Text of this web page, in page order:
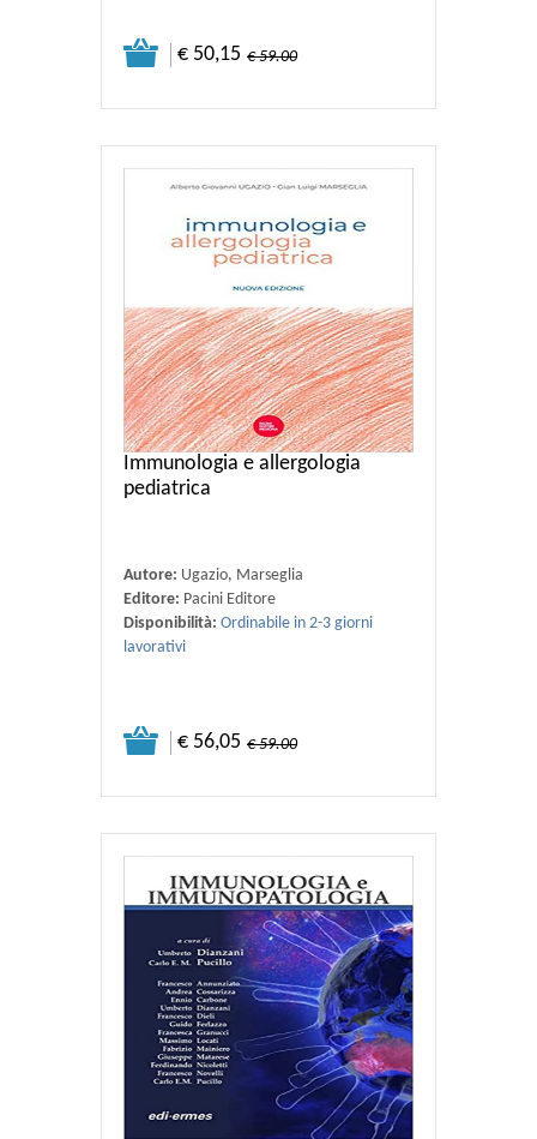
€ 50,15 € 59.00
Immunologia e allergologia
pediatrica
Autore: Ugazio, Marseglia
Editore: Pacini Editore
Disponibilità: Ordinabile in 2-3 giorni
lavorativi
€ 56,05 € 59.00